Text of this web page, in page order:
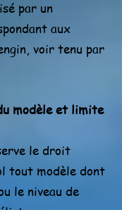
par un
aux
voir tenu par
modèle et limite
le droit
tout modèle dont
le niveau de